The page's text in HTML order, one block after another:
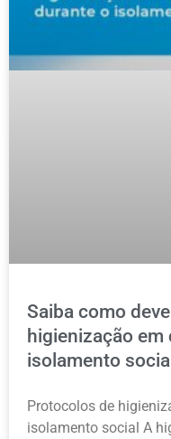
Saiba como
higienização
isolamento social
Protocolos de
isolamento social A